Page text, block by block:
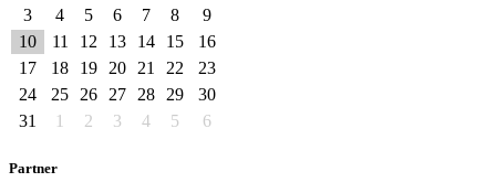
3
4 5 6 7 8
9
10
11 12 13 14 15
16
17
18 19 20 21 22
23
24
25 26 27 28 29
30
31
1 2 3 4 5 6
Partner